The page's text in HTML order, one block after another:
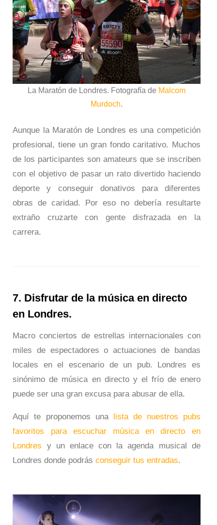
La Maratón de Londres. Fotografía de Malcom
Murdoch.
Aunque la Maratón de Londres es una competición
profesional, tiene un gran fondo caritativo. Muchos
de los participantes son amateurs que se inscriben
con el objetivo de pasar un rato divertido haciendo
deporte y conseguir donativos para diferentes
obras de caridad. Por eso no debería resultarte
extraño cruzarte con gente disfrazada en la
carrera.
7. Disfrutar de la música en directo
en Londres.
Macro conciertos de estrellas internacionales con
miles de espectadores o actuaciones de bandas
locales en el escenario de un pub. Londres es
sinónimo de música en directo y el frío de enero
puede ser una gran excusa para abusar de ella.
Aquí te proponemos una lista de nuestros pubs
favoritos para escuchar música en directo en
Londres y un enlace con la agenda musical de
Londres donde podrásconseguir tus entradas.